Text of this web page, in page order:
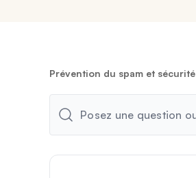
Prévention du spam et sécurité